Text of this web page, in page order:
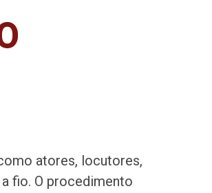
atores, locutores,
fio. O procedimento